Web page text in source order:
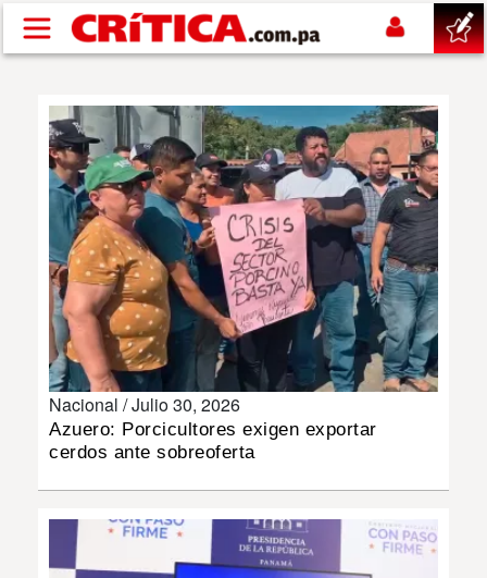
Pasar al contenido principal
SUCESOS
NACIONAL
POLÍTICA
SHOW
DEPORTES
INSÓLITAS
Nacional /Julio 30, 2026
Azuero: Porcicultores exigen exportar
cerdos ante sobreoferta